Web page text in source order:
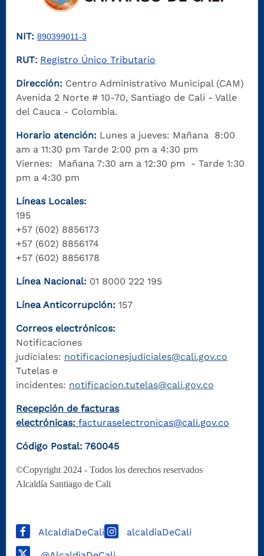
NIT: 890399011-3
RUT: Registro Único Tributario
Dirección: Centro Administrativo Municipal (CAM)
Avenida 2 Norte # 10-70, Santiago de Cali - Valle
del Cauca - Colombia.
Horario atención: Lunes a jueves: Mañana 8:00
am a 11:30 pm Tarde 2:00 pm a 4:30 pm
Viernes: Mañana 7:30 am a 12:30 pm - Tarde 1:30
pm a 4:30 pm
Líneas Locales:
195
+57 (602) 8856173
+57 (602) 8856174
+57 (602) 8856178
Línea Nacional: 01 8000 222 195
Línea Anticorrupción: 157
Correos electrónicos:
Notificaciones
judiciales: notificacionesjudiciales@cali.gov.co
Tutelas e
incidentes: notificacion.tutelas@cali.gov.co
Recepción de facturas
electrónicas: facturaselectronicas@cali.gov.co
Código Postal: 760045
©Copyright 2024 - Todos los derechos reservados
Alcaldía Santiago de Cali
AlcaldiaDeCali alcaldiaDeCali